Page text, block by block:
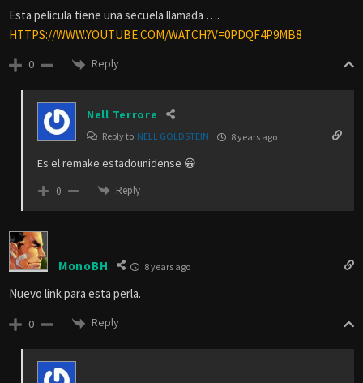
Esta pelicula tiene una secuela llamada ….
HTTPS://WWW.YOUTUBE.COM/WATCH?V=0PDQF4P9MB8
0 Reply
Nell Terrore
Reply to NELL GOLDSTEIN 8 years ago
Es el remake estadounidense 😀
0 Reply
MonoBH 8 years ago
Nuevo link para esta perla.
0 Reply